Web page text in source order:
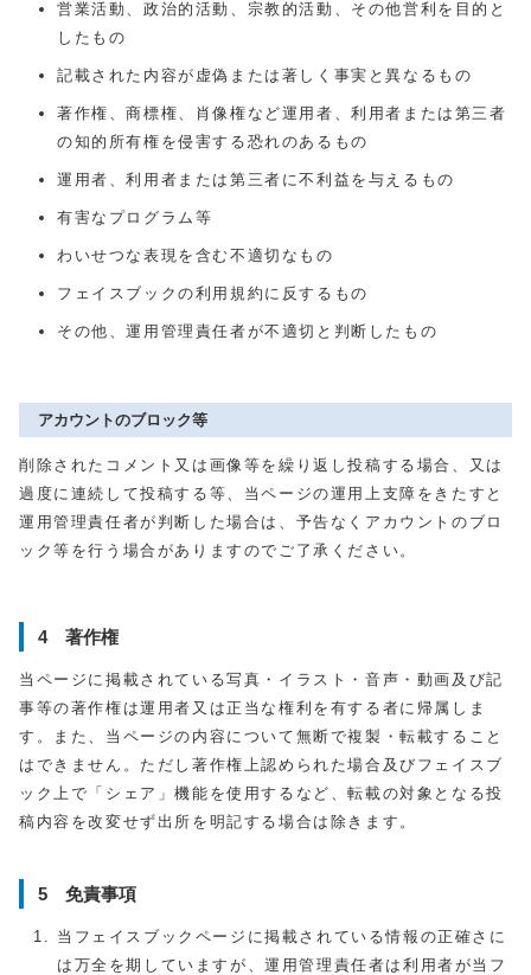
営業活動、政治的活動、宗教的活動、その他営利を目的と
したもの
記載された内容が虚偽または著しく事実と異なるもの
著作権、商標権、肖像権など運用者、利用者または第三者
の知的所有権を侵害する恐れのあるもの
運用者、利用者または第三者に不利益を与えるもの
有害なプログラム等
わいせつな表現を含む不適切なもの
フェイスブックの利用規約に反するもの
その他、運用管理責任者が不適切と判断したもの
アカウントのブロック等
削除されたコメント又は画像等を繰り返し投稿する場合、又は
過度に連続して投稿する等、当ページの運用上支障をきたすと
運用管理責任者が判断した場合は、予告なくアカウントのブロ
ック等を行う場合がありますのでご了承ください。
4 著作権
当ページに掲載されている写真・イラスト・音声・動画及び記
事等の著作権は運用者又は正当な権利を有する者に帰属しま
す。また、当ページの内容について無断で複製・転載すること
はできません。ただし著作権上認められた場合及びフェイスブ
ック上で「シェア」機能を使用するなど、転載の対象となる投
稿内容を改変せず出所を明記する場合は除きます。
5 免責事項
当フェイスブックページに掲載されている情報の正確さに
は万全を期していますが、運用管理責任者は利用者が当フ